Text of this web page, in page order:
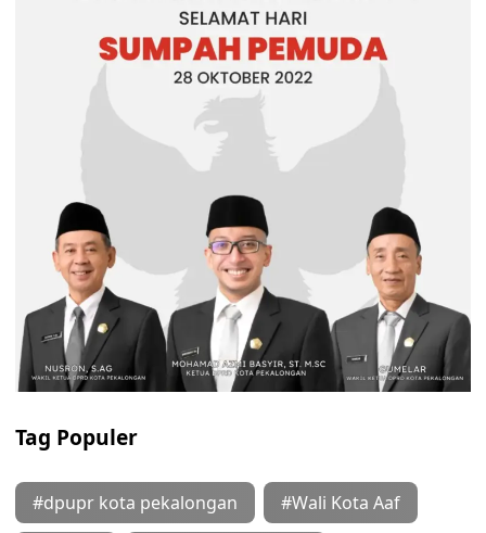
Tag Populer
#dpupr kota pekalongan #Wali Kota Aaf